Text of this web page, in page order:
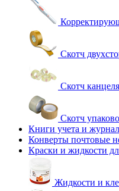
Скотч
Скотч
Скотч
Книги учета и
Конверты почтовые
Краски и жидкости
Жидкости и